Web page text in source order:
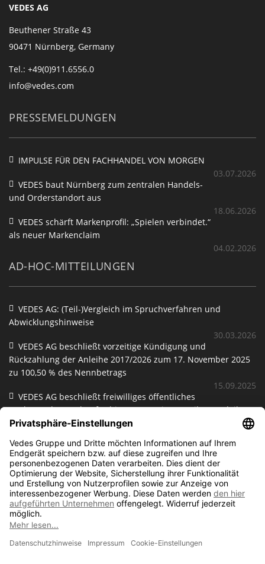
VEDES AG
Beuthener Straße 43
90471 Nürnberg, Germany
Tel.: +49(0)911.6556.0
info@vedes.com
PRESSEMELDUNGEN
IMPULSE FÜR DEN FACHHANDEL VON MORGEN
03.07.2026
VEDES baut Nürnberg zum zentralen Handels-
und Orderstandort aus
18.06.2026
VEDES schärft Markenprofil: „Spielen verbindet.“
als neuer Markenclaim
04.02.2026
AD-HOC-MITTEILUNGEN
VEDES AG: (Teil-)Vergleich im Spruchverfahren und
Abwicklungshinweise
30.03.2026
VEDES AG beschließt vorzeitige Kündigung und
Rückzahlung der Anleihe 2017/2026 zum 17. November 2025
zu 100,50 % des Nennbetrags
15.09.2025
VEDES AG beschließt freiwilliges öffentliches
Rückerwerbsangebot für bis zu 12,5 Mio. Euro ihrer Anleihe
2017/2022
WEITERE LINKS
Impressum
Datenschutz